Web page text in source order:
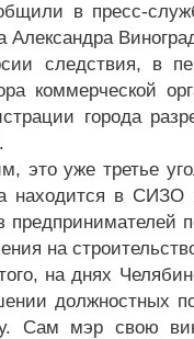
в пресс-
Александра
следствия, в
коммерческой
города
это уже третье
находится в СИЗО
предпринимателей
на
на днях
должностных
Сам мэр свою